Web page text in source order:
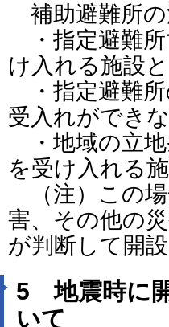
補助避難所の
・指定避難所
け入れる施設
・指定避難所
受入れができ
・地域の立地
を受け入れる
（注）この場
害、その他の
が判断して開設
5 地震時に
いて